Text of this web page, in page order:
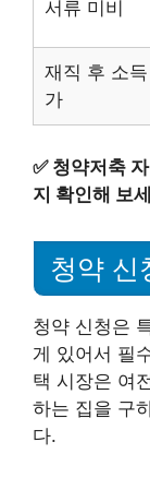
서류 미비
재직 후 소
가
✅ 청약저축
지 확인해 보
청약 신
청약 신청은
게 있어서 필
택 시장은 여
하는 집을 구
다.